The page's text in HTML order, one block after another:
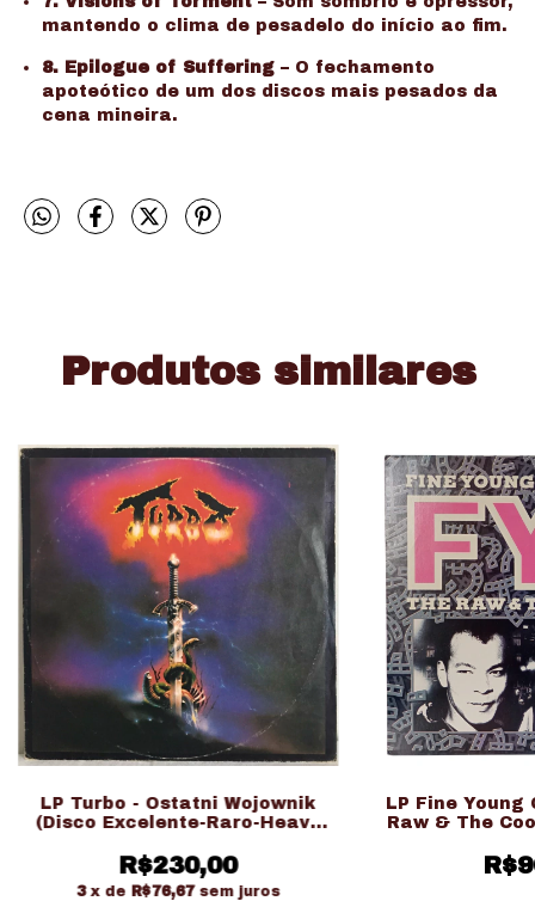
mantendo o clima de pesadelo do início ao fim.
8. Epilogue of Suffering – O fechamento
apoteótico de um dos discos mais pesados da
cena mineira.
Produtos similares
LP Turbo - Ostatni Wojownik
(Disco Excelente-Raro-Heavy
R$230,00
3 x de R$76,67 sem juros
LP Fine
Raw & The